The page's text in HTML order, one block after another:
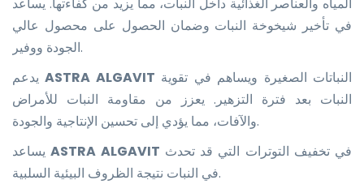
المياه والعناصر الغذائية داخل النبات، مما يزيد من كفاءتها. يساعد
في تأخير شيخوخة النبات وضمان الحصول على محصول عالي
الجودة ووفير.
يدعمASTRA ALGAVIT
النبات بعد فترة التزهير. يعزز من مقاومة النبات للأمراض
والآفات، مما يؤدي إلى تحسين الإنتاجية والجودة.
يساعدASTRA ALGAVIT
في النبات نتيجة الظروف البيئية السلبية.